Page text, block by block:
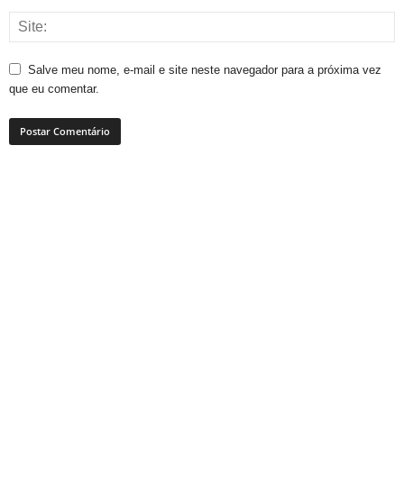
Salve meu nome, e-mail e site neste navegador para a próxima vez
que eu comentar.